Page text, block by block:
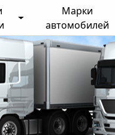
Марки
автомобилей